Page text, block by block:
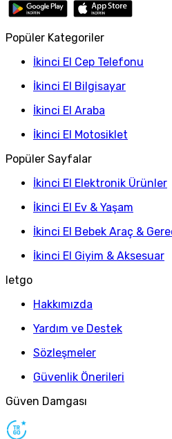
Popüler Kategoriler
İkinci El Cep Telefonu
İkinci El Bilgisayar
İkinci El Araba
İkinci El Motosiklet
Popüler Sayfalar
İkinci El Elektronik Ürünler
İkinci El Ev & Yaşam
İkinci El Bebek Araç &
İkinci El Giyim & Aksesuar
letgo
Hakkımızda
Yardım ve Destek
Sözleşmeler
Güvenlik Önerileri
Güven Damgası